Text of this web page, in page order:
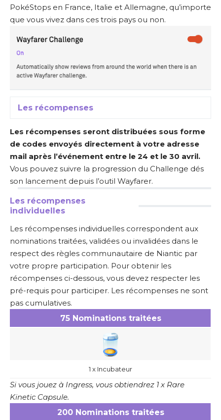
PokéStops en France, Italie et Allemagne, qu’importe
que vous vivez dans ces trois pays ou non.
Les récompenses
Les récompenses seront distribuées sous forme
de codes envoyés directement à votre adresse
mail après l’événement entre le 24 et le 30 avril.
Vous pouvez suivre la progression du Challenge dés
son lancement depuis l’outil Wayfarer.
Les récompenses
individuelles
Les récompenses individuelles correspondent aux
nominations traitées, validées ou invalidées dans le
respect des règles communautaire de Niantic par
votre propre participation. Pour obtenir les
récompenses ci-dessous, vous devez respecter les
pré-requis pour participer. Les récompenses ne sont
pas cumulatives.
75 Nominations traitées
1 x Incubateur
Si vous jouez à Ingress, vous obtiendrez 1 x Rare
Kinetic Capsule.
200 Nominations traitées